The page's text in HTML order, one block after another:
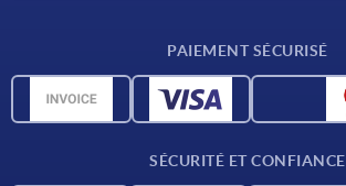
Données CAO
PAIEMENT SÉCURISÉ
SÉCURITÉ ET CONFIANCE